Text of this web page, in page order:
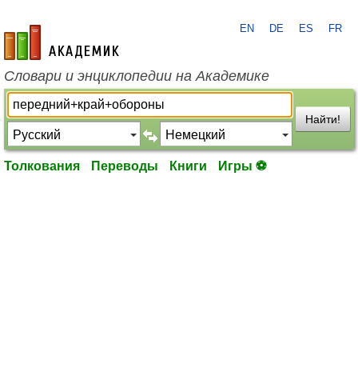
academic.ru
EN DE ES FR
Словари и энциклопедии на Академике
Найти!
Толкования Переводы Книги Игры ⚽